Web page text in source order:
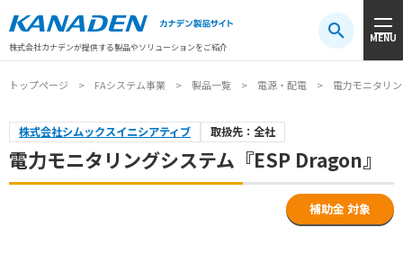
株式会社カナデンが提供する製品やソリューションをご紹介
MENU
注目キーワード#振動センサ#AGV #防爆#アシストスーツ
トップページ FAシステム事業 製品一覧 電源・配電 電力モニタリ
株式会社シムックスイニシアティブ 取扱先：全社
電力モニタリングシステム『ESP Dragon』
補助金 対象